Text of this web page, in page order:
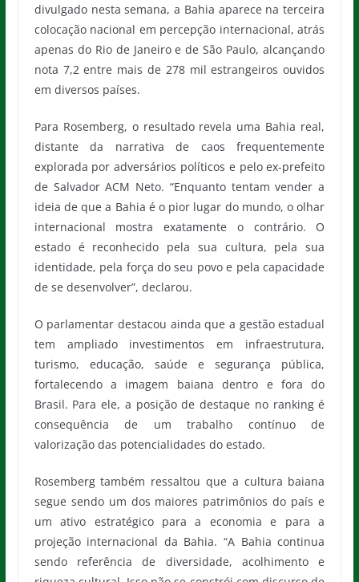
divulgado nesta semana, a Bahia aparece na terceira
colocação nacional em percepção internacional, atrás
apenas do Rio de Janeiro e de São Paulo, alcançando
nota 7,2 entre mais de 278 mil estrangeiros ouvidos
em diversos países.
Para Rosemberg, o resultado revela uma Bahia real,
distante da narrativa de caos frequentemente
explorada por adversários políticos e pelo ex-prefeito
de Salvador ACM Neto. “Enquanto tentam vender a
ideia de que a Bahia é o pior lugar do mundo, o olhar
internacional mostra exatamente o contrário. O
estado é reconhecido pela sua cultura, pela sua
identidade, pela força do seu povo e pela capacidade
de se desenvolver”, declarou.
O parlamentar destacou ainda que a gestão estadual
tem ampliado investimentos em infraestrutura,
turismo, educação, saúde e segurança pública,
fortalecendo a imagem baiana dentro e fora do
Brasil. Para ele, a posição de destaque no ranking é
consequência de um trabalho contínuo de
valorização das potencialidades do estado.
Rosemberg também ressaltou que a cultura baiana
segue sendo um dos maiores patrimônios do país e
um ativo estratégico para a economia e para a
projeção internacional da Bahia. “A Bahia continua
sendo referência de diversidade, acolhimento e